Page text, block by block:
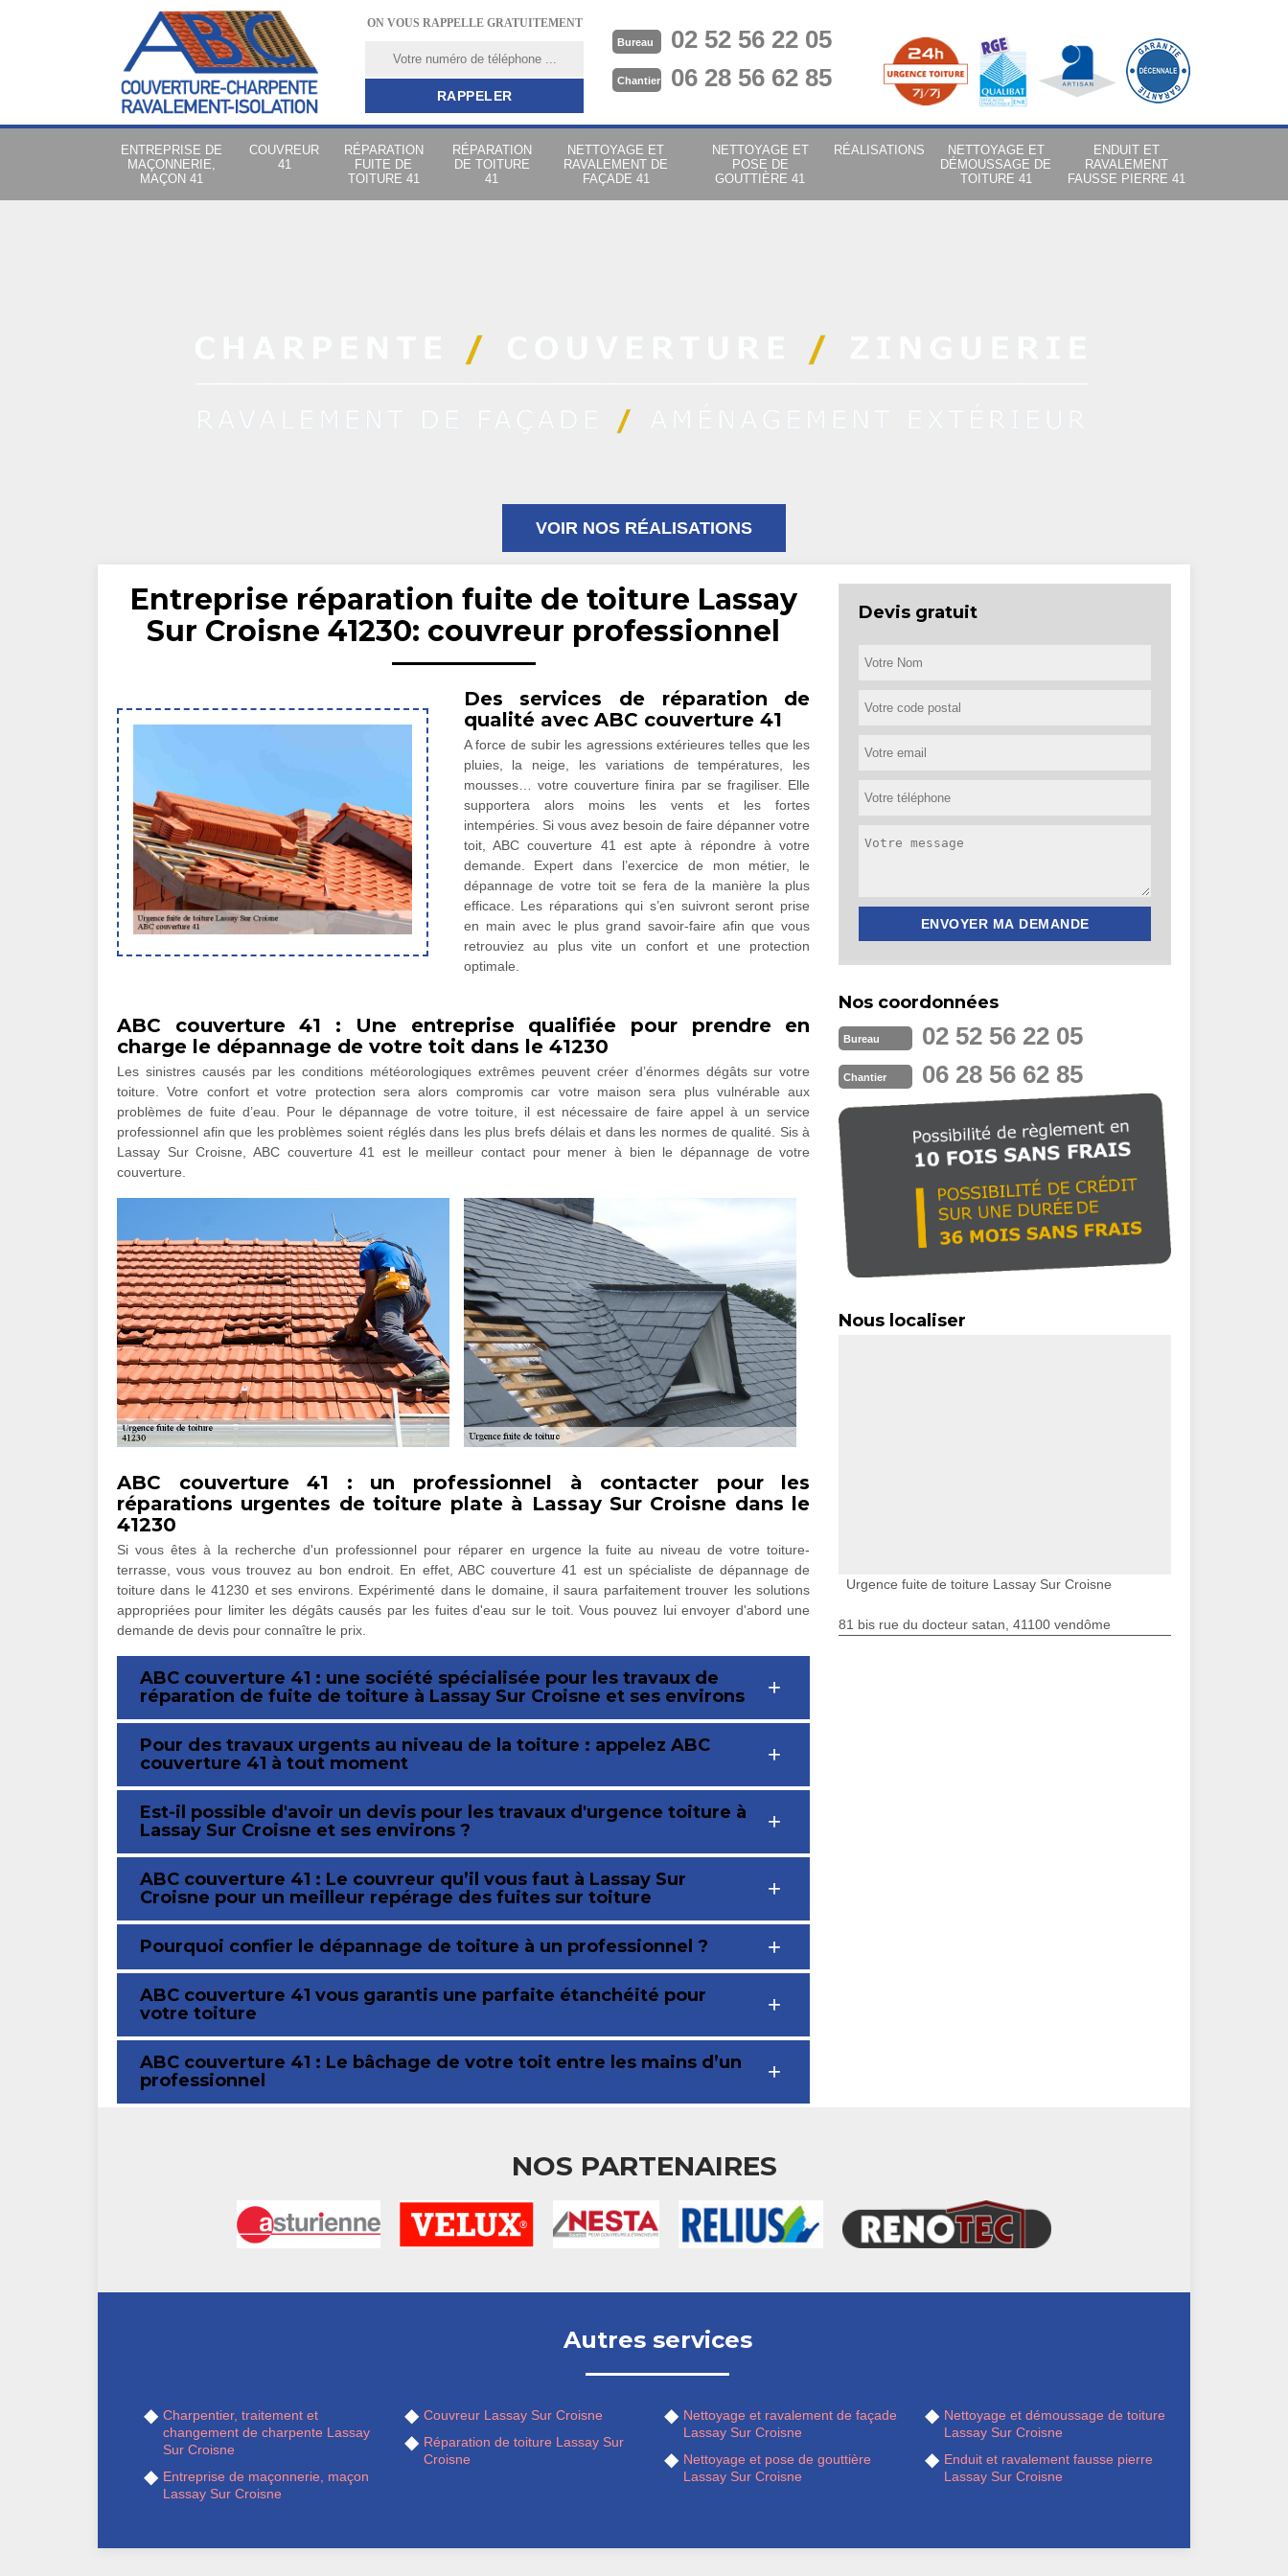
ON VOUS RAPPELLE GRATUITEMENT
Bureau 02 52 56 22 05
Chantier 06 28 56 62 85
ENTREPRISE DE
MAÇONNERIE,
MAÇON 41
COUVREUR
41
RÉPARATION
FUITE DE
TOITURE 41
RÉPARATION
DE TOITURE
41
NETTOYAGE ET
RAVALEMENT DE
FAÇADE 41
NETTOYAGE ET
POSE DE
GOUTTIÈRE 41
RÉALISATIONS
NETTOYAGE ET
DÉMOUSSAGE DE
TOITURE 41
ENDUIT ET
RAVALEMENT
FAUSSE PIERRE 41
VOIR NOS RÉALISATIONS
Entreprise réparation fuite de toiture Lassay
Sur Croisne 41230: couvreur professionnel
Des services de réparation de
qualité avec ABC couverture 41
A force de subir les agressions extérieures telles que les
pluies, la neige, les variations de températures, les
mousses… votre couverture finira par se fragiliser. Elle
supportera alors moins les vents et les fortes
intempéries. Si vous avez besoin de faire dépanner votre
toit, ABC couverture 41 est apte à répondre à votre
demande. Expert dans l’exercice de mon métier, le
dépannage de votre toit se fera de la manière la plus
efficace. Les réparations qui s’en suivront seront prise
en main avec le plus grand savoir-faire afin que vous
retrouviez au plus vite un confort et une protection
optimale.
ABC couverture 41 : Une entreprise qualifiée pour prendre en
charge le dépannage de votre toit dans le 41230
Les sinistres causés par les conditions météorologiques extrêmes peuvent créer d’énormes dégâts sur votre
toiture. Votre confort et votre protection sera alors compromis car votre maison sera plus vulnérable aux
problèmes de fuite d’eau. Pour le dépannage de votre toiture, il est nécessaire de faire appel à un service
professionnel afin que les problèmes soient réglés dans les plus brefs délais et dans les normes de qualité. Sis à
Lassay Sur Croisne, ABC couverture 41 est le meilleur contact pour mener à bien le dépannage de votre
couverture.
ABC couverture 41 : un professionnel à contacter pour les
réparations urgentes de toiture plate à Lassay Sur Croisne dans le
41230
Si vous êtes à la recherche d'un professionnel pour réparer en urgence la fuite au niveau de votre toiture-
terrasse, vous vous trouvez au bon endroit. En effet, ABC couverture 41 est un spécialiste de dépannage de
toiture dans le 41230 et ses environs. Expérimenté dans le domaine, il saura parfaitement trouver les solutions
appropriées pour limiter les dégâts causés par les fuites d'eau sur le toit. Vous pouvez lui envoyer d'abord une
demande de devis pour connaître le prix.
ABC couverture 41 : une société spécialisée pour les travaux de
réparation de fuite de toiture à Lassay Sur Croisne et ses environs
Pour des travaux urgents au niveau de la toiture : appelez ABC
couverture 41 à tout moment
Est-il possible d'avoir un devis pour les travaux d'urgence toiture à
Lassay Sur Croisne et ses environs ?
ABC couverture 41 : Le couvreur qu’il vous faut à Lassay Sur
Croisne pour un meilleur repérage des fuites sur toiture
Pourquoi confier le dépannage de toiture à un professionnel ?
ABC couverture 41 vous garantis une parfaite étanchéité pour
votre toiture
ABC couverture 41 : Le bâchage de votre toit entre les mains d’un
professionnel
Devis gratuit
Nos coordonnées
Bureau 02 52 56 22 05
Chantier 06 28 56 62 85
Nous localiser
Urgence fuite de toiture Lassay Sur Croisne
81 bis rue du docteur satan, 41100 vendôme
NOS PARTENAIRES
Autres services
Charpentier, traitement et
changement de charpente Lassay
Sur Croisne
Entreprise de maçonnerie, maçon
Lassay Sur Croisne
Couvreur Lassay Sur Croisne
Réparation de toiture Lassay Sur
Croisne
Nettoyage et ravalement de façade
Lassay Sur Croisne
Nettoyage et pose de gouttière
Lassay Sur Croisne
Nettoyage et démoussage de toiture
Lassay Sur Croisne
Enduit et ravalement fausse pierre
Lassay Sur Croisne